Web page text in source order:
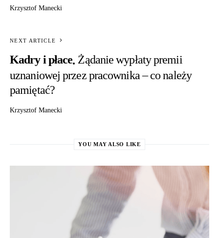
Krzysztof Manecki
NEXT ARTICLE
Kadry i płace Żądanie wypłaty premii
uznaniowej przez pracownika – co należy
pamiętać?
Krzysztof Manecki
YOU MAY ALSO LIKE